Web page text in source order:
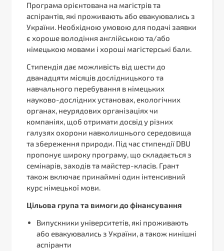
Програма орієнтована на магістрів та
аспірантів, які проживають або евакуювались з
України. Необхідною умовою для подачі заявки
є хороше володіння англійською та/або
німецькою мовами і хороші магістерські бали.
Стипендія дає можливість від шести до
дванадцяти місяців дослідницького та
навчального перебування в німецьких
науково-дослідних установах, екологічних
органах, неурядових організаціях чи
компаніях, щоб отримати досвід у різних
галузях охорони навколишнього середовища
та збереження природи. Під час стипендії DBU
пропонує широку програму, що складається з
семінарів, заходів та майстер-класів. Грант
також включає принаймні один інтенсивний
курс німецької мови.
Цільова група та вимоги до фінансування
Випускники університетів, які проживають
або евакуювались з України, а також нинішні
аспіранти